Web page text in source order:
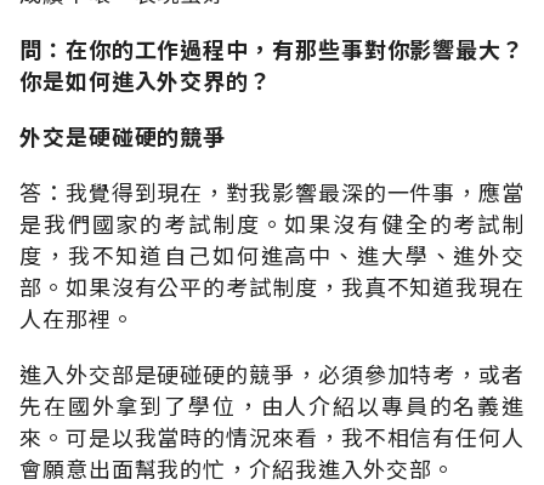
問：在你的工作過程中，有那些事對你影響最大？
你是如何進入外交界的？
外交是硬碰硬的競爭
答：我覺得到現在，對我影響最深的一件事，應當
是我們國家的考試制度。如果沒有健全的考試制
度，我不知道自己如何進高中、進大學、進外交
部。如果沒有公平的考試制度，我真不知道我現在
人在那裡。
進入外交部是硬碰硬的競爭，必須參加特考，或者
先在國外拿到了學位，由人介紹以專員的名義進
來。可是以我當時的情況來看，我不相信有任何人
會願意出面幫我的忙，介紹我進入外交部。